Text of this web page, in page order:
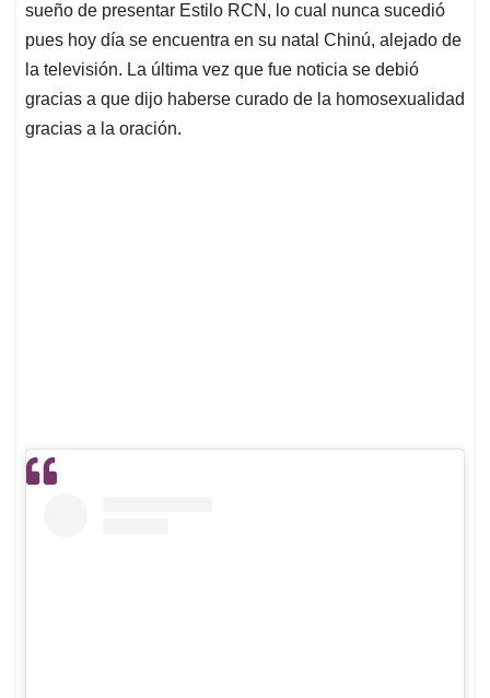
sueño de presentar Estilo RCN, lo cual nunca sucedió
pues hoy día se encuentra en su natal Chinú, alejado de
la televisión. La última vez que fue noticia se debió
gracias a que dijo haberse curado de la homosexualidad
gracias a la oración.